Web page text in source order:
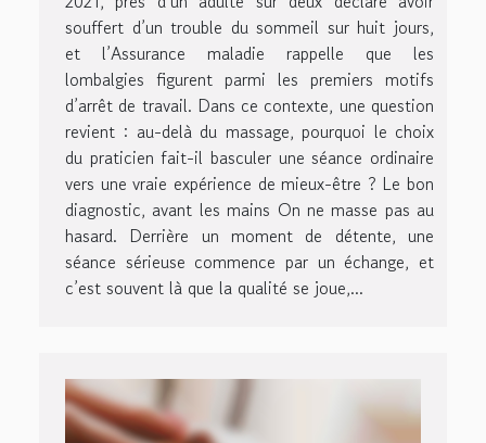
souffert d’un trouble du sommeil sur huit jours,
et l’Assurance maladie rappelle que les
lombalgies figurent parmi les premiers motifs
d’arrêt de travail. Dans ce contexte, une question
revient : au-delà du massage, pourquoi le choix
du praticien fait-il basculer une séance ordinaire
vers une vraie expérience de mieux-être ? Le bon
diagnostic, avant les mains On ne masse pas au
hasard. Derrière un moment de détente, une
séance sérieuse commence par un échange, et
c’est souvent là que la qualité se joue,...